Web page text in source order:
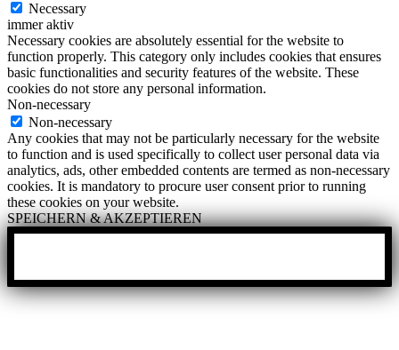
Necessary
immer aktiv
Necessary cookies are absolutely essential for the website to
function properly. This category only includes cookies that ensures
basic functionalities and security features of the website. These
cookies do not store any personal information.
Non-necessary
Non-necessary
Any cookies that may not be particularly necessary for the website
to function and is used specifically to collect user personal data via
analytics, ads, other embedded contents are termed as non-necessary
cookies. It is mandatory to procure user consent prior to running
these cookies on your website.
SPEICHERN & AKZEPTIEREN